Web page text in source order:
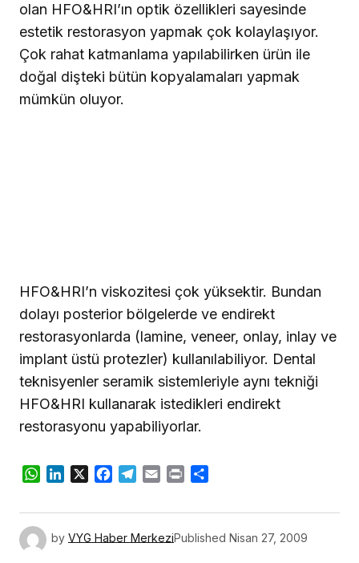
olan HFO&HRI’ın optik özellikleri sayesinde
estetik restorasyon yapmak çok kolaylaşıyor.
Çok rahat katmanlama yapılabilirken ürün ile
doğal dişteki bütün kopyalamaları yapmak
mümkün oluyor.
HFO&HRI’n viskozitesi çok yüksektir. Bundan
dolayı posterior bölgelerde ve endirekt
restorasyonlarda (lamine, veneer, onlay, inlay ve
implant üstü protezler) kullanılabiliyor. Dental
teknisyenler seramik sistemleriyle aynı tekniği
HFO&HRI kullanarak istedikleri endirekt
restorasyonu yapabiliyorlar.
WhatsApp
LinkedIn
X Facebook
Telegram
Email Print
by VYG Haber MerkeziPublished Nisan 27, 2009